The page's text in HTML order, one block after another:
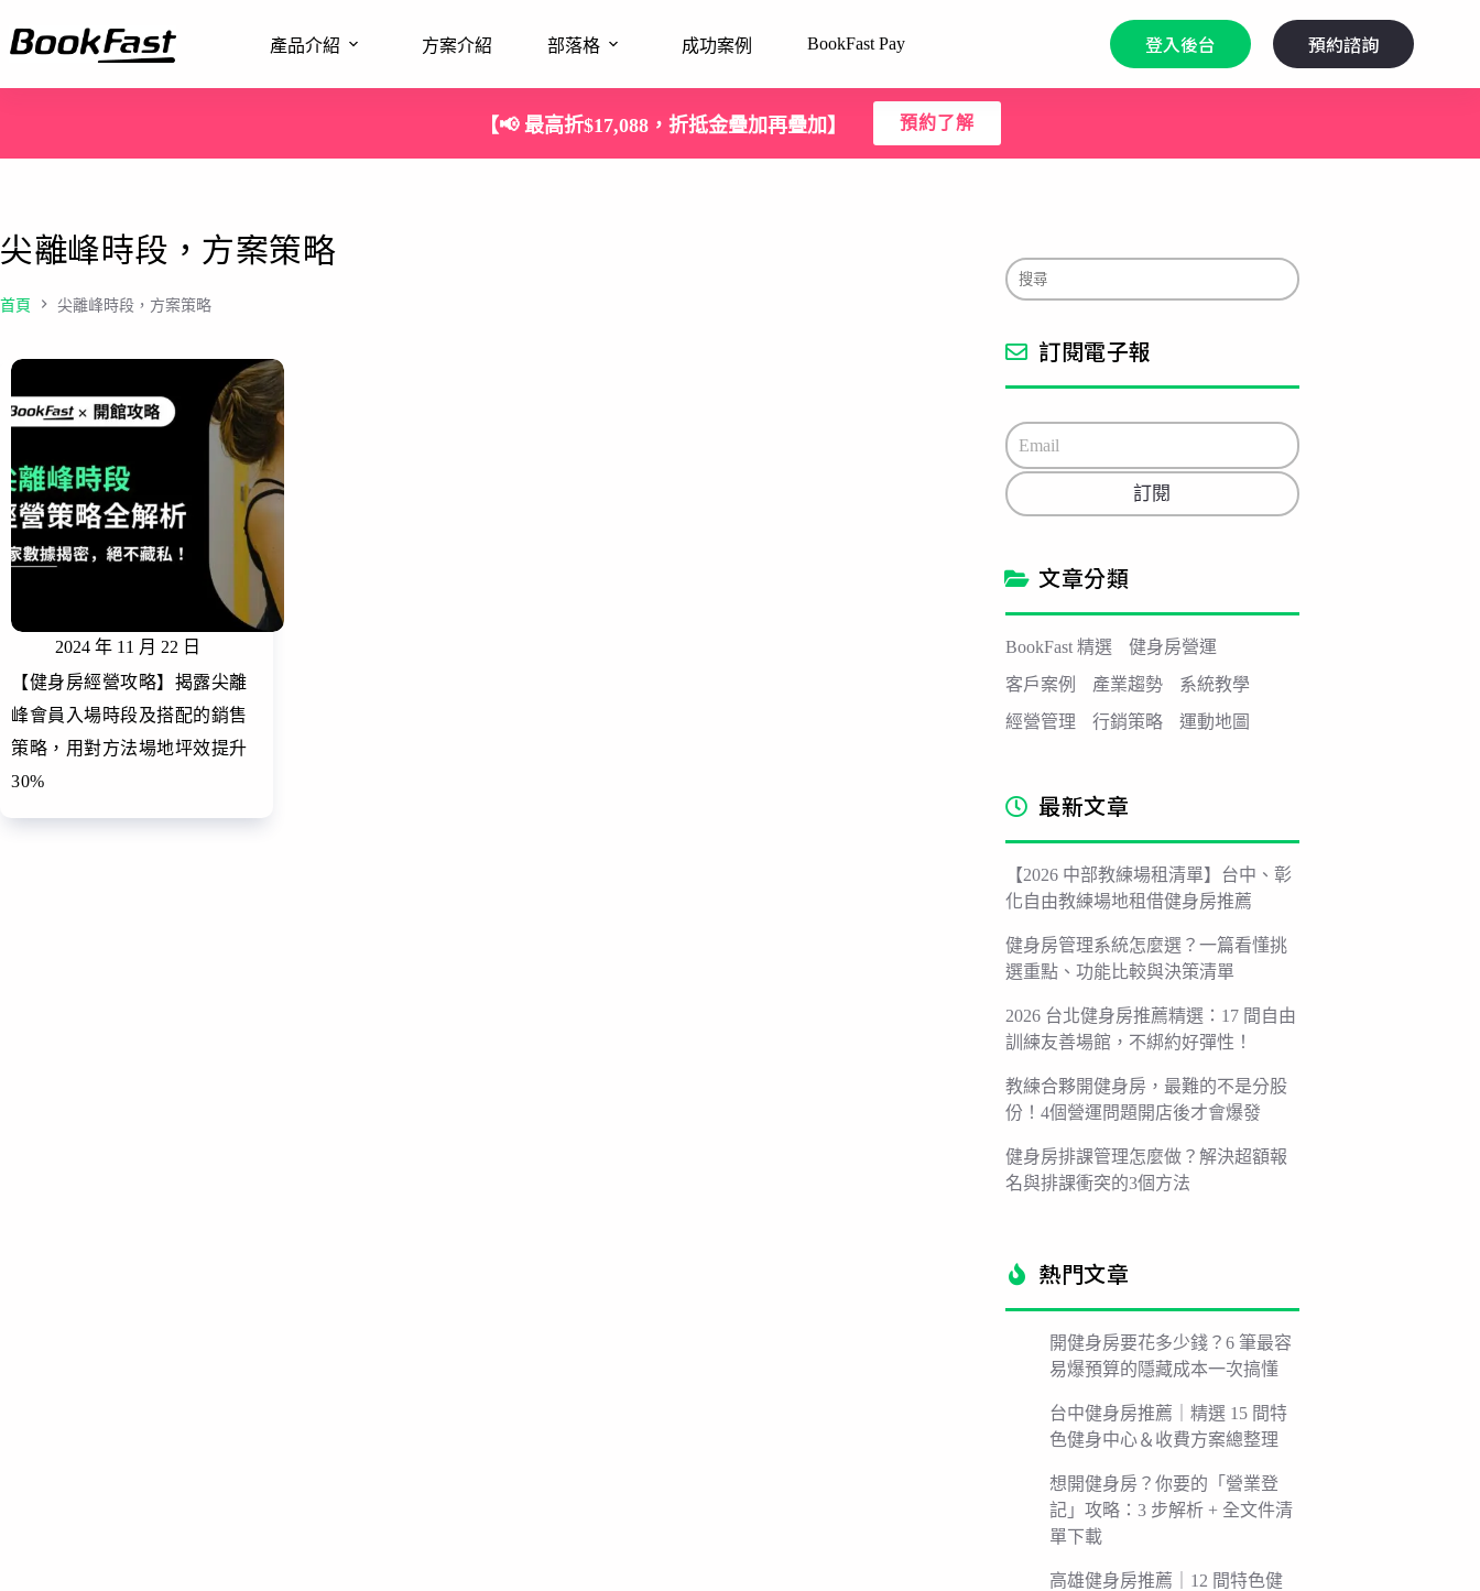
產品介紹 方案介紹 部落格 成功案例 BookFast Pay 登入後台 預約諮詢
【📢 最高折$17,088，折抵金疊加再疊加】 預約了解
尖離峰時段，方案策略
首頁 尖離峰時段，方案策略
2024 年 11 月 22 日
【健身房經營攻略】揭露尖離
峰會員入場時段及搭配的銷售
策略，用對方法場地坪效提升
30%
訂閱電子報
E
m
a
i
訂閱
文章分類
BookFast 精選
健身房營運
客戶案例
產業趨勢
系統教學
經營管理
行銷策略 運動地圖
最新文章
【2026 中部教練場租清單】台中、彰
化自由教練場地租借健身房推薦
健身房管理系統怎麼選？一篇看懂挑
選重點、功能比較與決策清單
2026 台北健身房推薦精選：17 間自由
訓練友善場館，不綁約好彈性！
教練合夥開健身房，最難的不是分股
份！4個營運問題開店後才會爆發
健身房排課管理怎麼做？解決超額報
名與排課衝突的3個方法
熱門文章​
開健身房要花多少錢？6 筆最容
易爆預算的隱藏成本一次搞懂
台中健身房推薦｜精選 15 間特
色健身中心＆收費方案總整理
想開健身房？你要的「營業登
記」攻略：3 步解析 + 全文件清
單下載
高雄健身房推薦｜12 間特色健